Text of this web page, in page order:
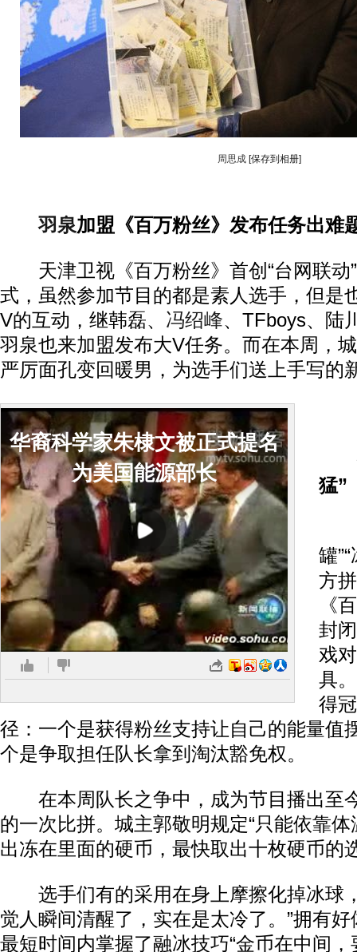
周思成 [保存到相册]
羽泉加盟《百万粉丝》发布任务出难
天津卫视《百万粉丝》首创“台网联动
式，虽然参加节目的都是素人选手，但是
V的互动，继韩磊、 冯绍峰、TFboys、陆
羽泉也来加盟发布大V任务。而在本周，
严厉面孔变回暖男，为选手们送上手写的
华裔科学家朱棣文被正式提名
为美国能源部长
体
猛”
罐
方
《
封
戏
具
得
径：一个是获得粉丝支持让自己的能量值
个是争取担任队长拿到淘汰豁免权。
在本周队长之争中，成为节目播出至
的一次比拼。城主郭敬明规定“只能依靠
出冻在里面的硬币，最快取出十枚硬币的
选手们有的采用在身上摩擦化掉冰球
觉人瞬间清醒了，实在是太冷了。”拥有
最短时间内掌握了融冰技巧“金币在中间